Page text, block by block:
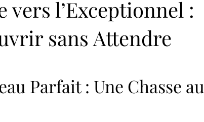
l’Exceptionnel :
sans Attendre
Parfait : Une Chasse au